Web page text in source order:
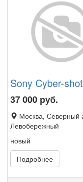
Sony Cyber-
37 000 руб.
Москва, Северный
Левобережный
новый
Подробнее